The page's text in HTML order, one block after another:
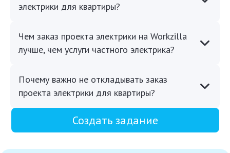
электрики для квартиры?
Чем заказ проекта электрики на Workzilla
лучше, чем услуги частного электрика?
Почему важно не откладывать заказ
проекта электрики для квартиры?
Создать задание